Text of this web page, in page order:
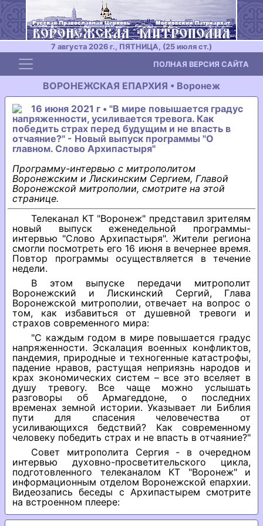
7 августа 2026 г., ПЯТНИЦА, (25 июля ст.)
Toggle navigation ПОЛНАЯ ВЕРСИЯ САЙТА
ВОРОНЕЖСКАЯ ЕПАРХИЯ • Воронеж
16 июня 2021 г • "В мире повышается градус
напряженности, усиливается тревога. Как
победить страх перед будущим и не впасть в
отчаяние?" - Новый выпуск программы "О
главном. Слово Архипастыря"
Программу-интервью с митрополитом
Воронежским и Лискинским Сергием, Главой
Воронежской митрополии, смотрите на этой
странице.
Телеканал КТ "Воронеж" представил зрителям
новый выпуск еженедельной программы-
интервью "Слово Архипастыря". Жители региона
смогли посмотреть его 16 июня в вечернее время.
Повтор программы осуществляется в течение
недели.
В этом выпуске передачи митрополит
Воронежский и Лискинский Сергий, Глава
Воронежской митрополии, отвечает на вопрос о
том, как избавиться от душевной тревоги и
страхов современного мира:
"С каждым годом в мире повышается градус
напряженности. Эскалация военных конфликтов,
пандемия, природные и техногенные катастрофы,
падение нравов, растущая неприязнь народов и
крах экономических систем – все это вселяет в
душу тревогу. Все чаще можно услышать
разговоры об Армагеддоне, о последних
временах земной истории. Указывает ли Библия
пути для спасения человечества от
усиливающихся бедствий? Как современному
человеку победить страх и не впасть в отчаяние?"
Совет митрополита Сергия - в очередном
интервью духовно-просветительского цикла,
подготовленного телеканалом КТ "Воронеж" и
информационным отделом Воронежской епархии.
Видеозапись беседы с Архипастырем смотрите
на встроенном плеере: